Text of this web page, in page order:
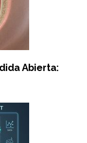
Abierta: